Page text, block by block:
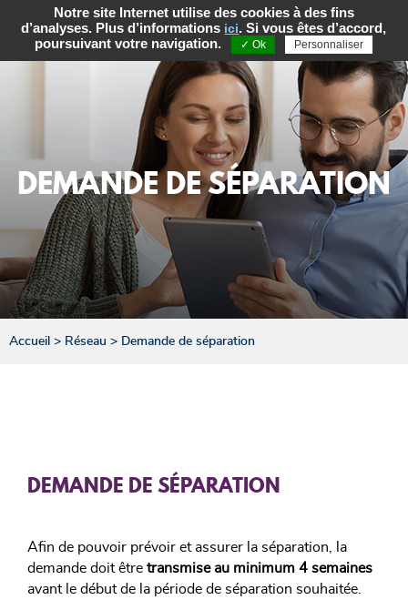
DEMANDE DE SÉPARATION
Accueil > Réseau > Demande de séparation
DEMANDE DE SÉPARATION
Afin de pouvoir prévoir et assurer la séparation, la
demande doit être transmise au minimum 4 semaines
avant le début de la période de séparation souhaitée.
Notre site Internet utilise des cookies à des fins
d’analyses. Plus d’informations ici. Si vous êtes d’accord,
poursuivant votre navigation.
✓ Ok Personnaliser